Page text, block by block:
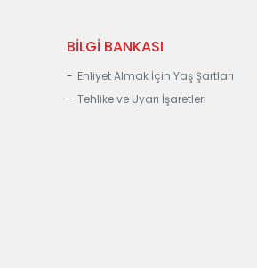
BİLGİ BANKASI
Ehliyet Almak İçin Yaş Şartları
Tehlike ve Uyarı İşaretleri